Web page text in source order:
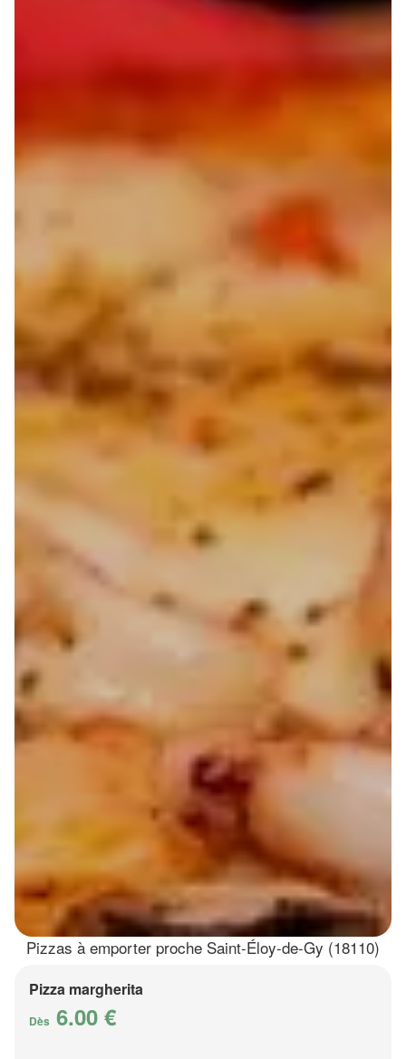
Pizzas à emporter proche Saint-Éloy-de-Gy (18110)
Pizza margherita
Dès 6.00 €